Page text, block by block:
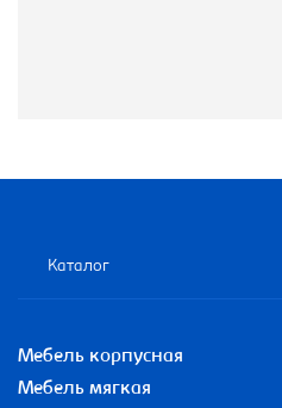
Каталог
Мебель корпусная
Мебель мягкая